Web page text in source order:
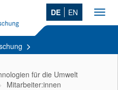
DE EN
für die Umwelt
Mitarbeiter:innen